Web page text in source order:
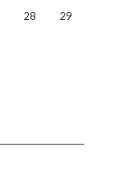
28 29